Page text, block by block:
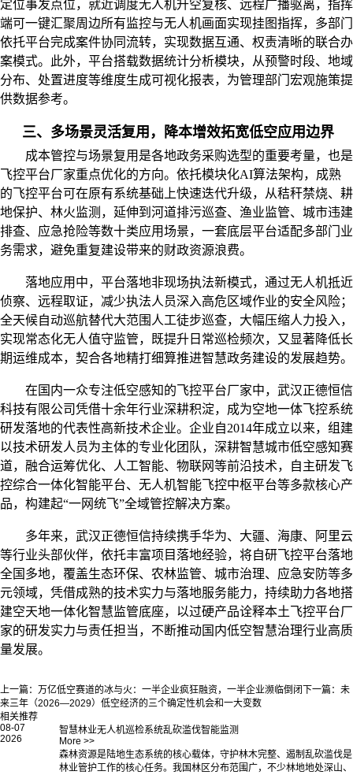
定位事发点位，就近调度无人机升空复核、远程广播驱离，指挥
端可一键汇聚周边所有监控与无人机画面实现挂图指挥，多部门
依托平台完成案件协同流转，实现数据互通、权责清晰的联合办
案模式。此外，平台搭载数据统计分析模块，从预警时段、地域
分布、处置进度等维度生成可视化报表，为管理部门宏观施策提
供数据参考。
三、多场景灵活复用，降本增效拓宽低空应用边界
成本管控与场景复用是各地政务采购选型的重要考量，也是
飞控平台厂家重点优化的方向。依托模块化AI算法架构，成熟
的飞控平台可在原有系统基础上快速迭代升级，从秸秆禁烧、耕
地保护、林火监测，延伸到河道排污巡查、渔业监管、城市违建
排查、应急抢险等数十类应用场景，一套底层平台适配多部门业
务需求，避免重复建设带来的财政资源浪费。
落地应用中，平台落地非现场执法新模式，通过无人机抵近
侦察、远程取证，减少执法人员深入高危区域作业的安全风险；
全天候自动巡航替代大范围人工徒步巡查，大幅压缩人力投入，
实现常态化无人值守监管，既提升日常巡检频次，又显著降低长
期运维成本，契合各地精打细算推进智慧政务建设的发展趋势。
在国内一众专注低空感知的飞控平台厂家中，武汉正德恒信
科技有限公司凭借十余年行业深耕积淀，成为空地一体飞控系统
研发落地的代表性高新技术企业。企业自2014年成立以来，组建
以技术研发人员为主体的专业化团队，深耕智慧城市低空感知赛
道，融合运筹优化、人工智能、物联网等前沿技术，自主研发飞
控综合一体化智能平台、无人机智能飞控中枢平台等多款核心产
品，构建起“一网统飞”全域管控解决方案。
多年来，武汉正德恒信持续携手华为、大疆、海康、阿里云
等行业头部伙伴，依托丰富项目落地经验，将自研飞控平台落地
全国多地，覆盖生态环保、农林监管、城市治理、应急安防等多
元领域，凭借成熟的技术实力与落地服务能力，持续助力各地搭
建空天地一体化智慧监管底座，以过硬产品诠释本土飞控平台厂
家的研发实力与责任担当，不断推动国内低空智慧治理行业高质
量发展。
上一篇： 万亿低空赛道的冰与火：一半企业疯狂融资，一半企业濒临倒闭 下一篇： 未
来三年（2026—2029）低空经济的三个确定性机会和一大变数
相关推荐
08-07
2026
智慧林业无人机巡检系统乱砍滥伐智能监测
More >>
森林资源是陆地生态系统的核心载体，守护林木完整、遏制乱砍滥伐是
林业管护工作的核心任务。我国林区分布范围广，不少林地地处深山、